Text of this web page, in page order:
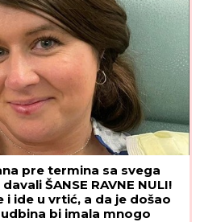
pre termina sa svega
ŠANSE RAVNE NULI!
i ide u vrtić, a da je došao
bi imala mnogo